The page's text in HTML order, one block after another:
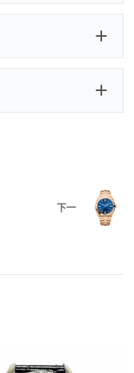
合緊密。
與功能測試。
安排出貨。
價格也不貴。
聯繫，將您感
分之一即可享受相
下一